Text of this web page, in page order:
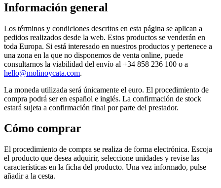
Información general
Los términos y condiciones descritos en esta página se aplican a
pedidos realizados desde la web. Estos productos se venderán en
toda Europa. Si está interesado en nuestros productos y pertenece a
una zona en la que no disponemos de venta online, puede
consultarnos la viabilidad del envío al +34 858 236 100 o a
hello@molinoycata.com.
La moneda utilizada será únicamente el euro. El procedimiento de
compra podrá ser en español e inglés. La confirmación de stock
estará sujeta a confirmación final por parte del prestador.
Cómo comprar
El procedimiento de compra se realiza de forma electrónica. Escoja
el producto que desea adquirir, seleccione unidades y revise las
características en la ficha del producto. Una vez informado, pulse
añadir a la cesta.